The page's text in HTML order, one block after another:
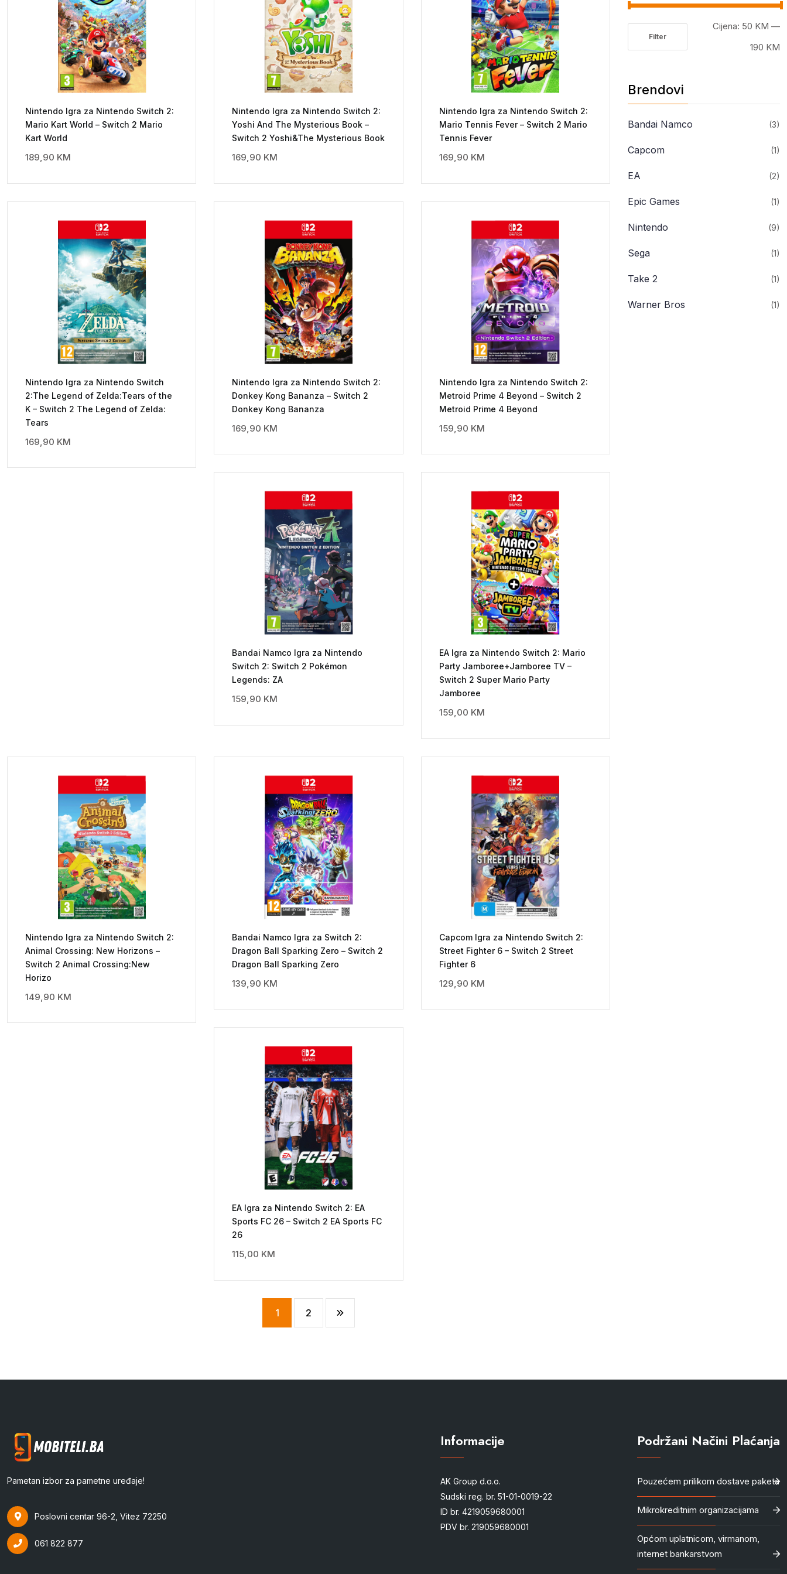
Nintendo Igra za Nintendo Switch 2:
Mario Kart World – Switch 2 Mario
Kart World
189,90 KM
Nintendo Igra za Nintendo Switch 2:
Yoshi And The Mysterious Book –
Switch 2 Yoshi&The Mysterious Book
169,90 KM
Nintendo Igra za Nintendo Switch 2:
Mario Tennis Fever – Switch 2 Mario
Tennis Fever
169,90 KM
Nintendo Igra za Nintendo Switch
2:The Legend of Zelda:Tears of the
K – Switch 2 The Legend of Zelda:
Tears
169,90 KM
Nintendo Igra za Nintendo Switch 2:
Donkey Kong Bananza – Switch 2
Donkey Kong Bananza
169,90 KM
Nintendo Igra za Nintendo Switch 2:
Metroid Prime 4 Beyond – Switch 2
Metroid Prime 4 Beyond
159,90 KM
Bandai Namco Igra za Nintendo
Switch 2: Switch 2 Pokémon
Legends: ZA
159,90 KM
EA Igra za Nintendo Switch 2: Mario
Party Jamboree+Jamboree TV –
Switch 2 Super Mario Party
Jamboree
159,00 KM
Nintendo Igra za Nintendo Switch 2:
Animal Crossing: New Horizons –
Switch 2 Animal Crossing:New
Horizo
149,90 KM
Bandai Namco Igra za Switch 2:
Dragon Ball Sparking Zero – Switch 2
Dragon Ball Sparking Zero
139,90 KM
Capcom Igra za Nintendo Switch 2:
Street Fighter 6 – Switch 2 Street
Fighter 6
129,90 KM
EA Igra za Nintendo Switch 2: EA
Sports FC 26 – Switch 2 EA Sports FC
26
115,00 KM
1 2
Filter
Cijena: 50 KM —
190 KM
Brendovi
Bandai Namco (3)
Capcom (1)
EA (2)
Epic Games (1)
Nintendo (9)
Sega (1)
Take 2 (1)
Warner Bros (1)
Pametan izbor za pametne uređaje!
Poslovni centar 96-2, Vitez 72250
061 822 877
Informacije
AK Group d.o.o.
Sudski reg. br. 51-01-0019-22
ID br. 4219059680001
PDV br. 219059680001
Podržani Načini Plaćanja
Pouzećem prilikom dostave paketa
Mikrokreditnim organizacijama
Općom uplatnicom, virmanom,
internet bankarstvom